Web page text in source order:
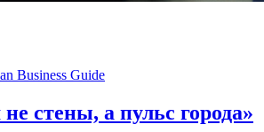
Business Guide
стены, а пульс города»